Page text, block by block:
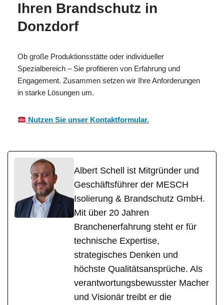
Ihren Brandschutz in
Donzdorf
Ob große Produktionsstätte oder individueller
Spezialbereich – Sie profitieren von Erfahrung und
Engagement. Zusammen setzen wir Ihre Anforderungen
in starke Lösungen um.
Nutzen Sie unser Kontaktformular.
Albert Schell ist Mitgründer und
Geschäftsführer der MESCH
Isolierung & Brandschutz GmbH.
Mit über 20 Jahren
Branchenerfahrung steht er für
technische Expertise,
strategisches Denken und
höchste Qualitätsansprüche. Als
verantwortungsbewusster Macher
und Visionär treibt er die